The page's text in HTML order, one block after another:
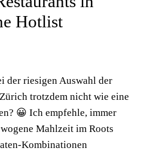
der riesigen Auswahl der
trotzdem nicht wie eine
😀 Ich empfehle, immer
Mahlzeit im Roots
Kombinationen